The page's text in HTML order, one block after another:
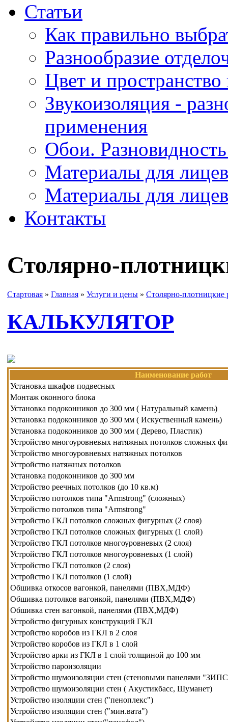
Статьи
Как правильно
Разнообразие
Цвет и пространство
Звукоизоляция -
применения
Обои.
Материалы для
Материалы для
Контакты
Столярно-
Стартовая » Главная » Услуги и цены » Столярно-плотницкие
КАЛЬКУЛЯТОР
Наименование работ
Установка шкафов подвесных
Монтаж оконного блока
Установка подоконников до 300 мм ( Натуральный камень)
Установка подоконников до 300 мм ( Искуственный камень)
Установка подоконников до 300 мм ( Дерево, Пластик)
Устройство многоуровневых натяжных потолков сложных
Устройство многоуровневых натяжных потолков
Устройство натяжных потолков
Установка подоконников до 300 мм
Устройство реечных потолков (до 10 кв.м)
Устройство потолков типа "Armstrong" (сложных)
Устройство потолков типа "Armstrong"
Устройство ГКЛ потолков сложных фигурных (2 слоя)
Устройство ГКЛ потолков сложных фигурных (1 слой)
Устройство ГКЛ потолков многоуровневых (2 слоя)
Устройство ГКЛ потолков многоуровневых (1 слой)
Устройство ГКЛ потолков (2 слоя)
Устройство ГКЛ потолков (1 слой)
Обшивка откосов вагонкой, панелями (ПВХ,МДФ)
Обшивка потолков вагонкой, панелями (ПВХ,МДФ)
Обшивка стен вагонкой, панелями (ПВХ,МДФ)
Устройство фигурных конструкций ГКЛ
Устройство коробов из ГКЛ в 2 слоя
Устройство коробов из ГКЛ в 1 слой
Устройство арки из ГКЛ в 1 слой толщиной до 100 мм
Устройство пароизоляции
Устройство шумоизоляции стен (стеновыми панелями
Устройство шумоизоляции стен ( Акустикбасс, Шуманет)
Устройство изоляции стен ("пеноплекс")
Устройство изоляции стен ("мин.вата")